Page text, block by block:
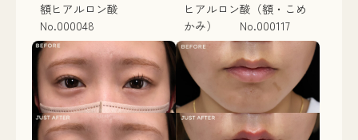
額ヒアルロン酸
No.000048
ヒアルロン酸（額・こめ
かみ） No.000117